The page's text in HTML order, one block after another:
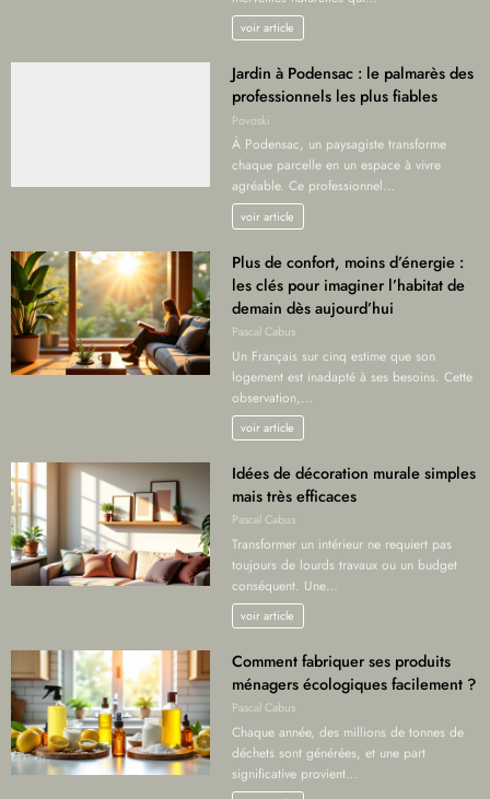
voir article
Jardin à Podensac : le palmarès des
professionnels les plus fiables
Povoski
À Podensac, un paysagiste transforme
chaque parcelle en un espace à vivre
agréable. Ce professionnel…
voir article
Plus de confort, moins d’énergie :
les clés pour imaginer l’habitat de
demain dès aujourd’hui
Pascal Cabus
Un Français sur cinq estime que son
logement est inadapté à ses besoins. Cette
observation,…
voir article
Idées de décoration murale simples
mais très efficaces
Pascal Cabus
Transformer un intérieur ne requiert pas
toujours de lourds travaux ou un budget
conséquent. Une…
voir article
Comment fabriquer ses produits
ménagers écologiques facilement ?
Pascal Cabus
Chaque année, des millions de tonnes de
déchets sont générées, et une part
significative provient…